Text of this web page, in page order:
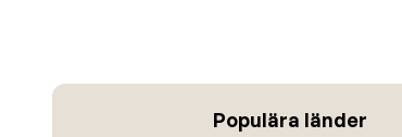
Populära länder